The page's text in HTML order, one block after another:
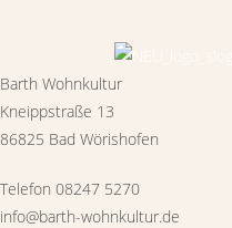
Barth Wohnkultur
Kneippstraße 13
86825 Bad Wörishofen
Telefon 08247 5270
info@barth-wohnkultur.de